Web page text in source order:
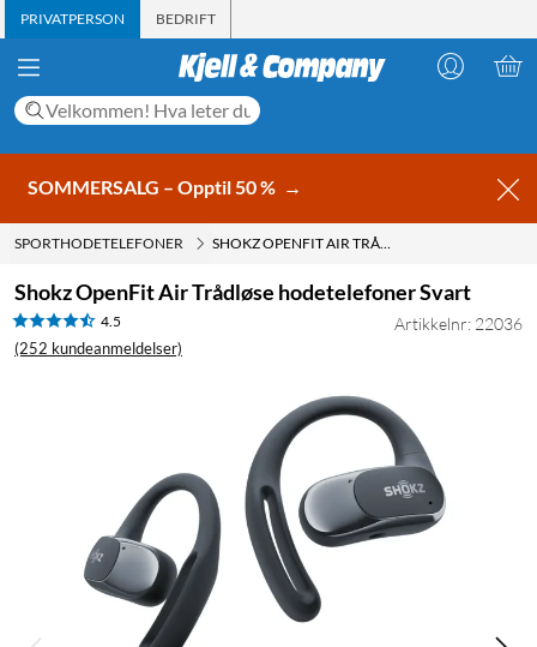
PRIVATPERSON BEDRIFT
SOMMERSALG – Opptil 50 % →
SPORTHODETELEFONER SHOKZ OPENFIT AIR TRÅDLØSE HODETELEFONER SVART
Shokz OpenFit Air Trådløse hodetelefoner Svart
4.5
(252 kundeanmeldelser)
Artikkelnr: 22036